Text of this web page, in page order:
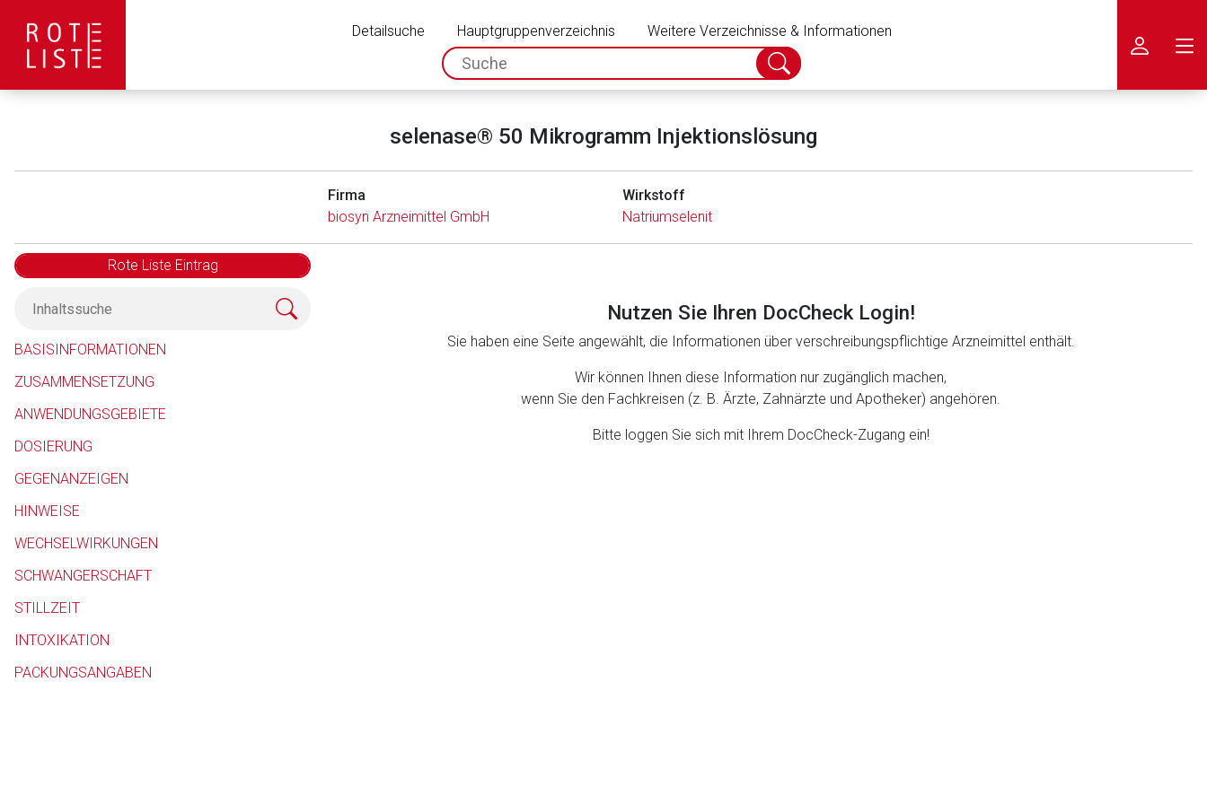
Detailsuche Hauptgruppenverzeichnis
Weitere Verzeichnisse & Informationen
spc.search.input.placeholder
Suche
abschicken
selenase® 50 Mikrogramm Injektionslösung
Firma
biosyn Arzneimittel GmbH
Wirkstoff
Natriumselenit
Rote Liste Eintrag
BASISINFORMATIONEN
ZUSAMMENSETZUNG
ANWENDUNGSGEBIETE
DOSIERUNG
GEGENANZEIGEN
HINWEISE
WECHSELWIRKUNGEN
SCHWANGERSCHAFT
STILLZEIT
INTOXIKATION
PACKUNGSANGABEN
Nutzen Sie Ihren DocCheck Login!
Sie haben eine Seite angewählt, die Informationen über verschreibungspflichtige Arzneimittel enthält.
Wir können Ihnen diese Information nur zugänglich machen,
wenn Sie den Fachkreisen (z. B. Ärzte, Zahnärzte und Apotheker) angehören.
Bitte loggen Sie sich mit Ihrem DocCheck-Zugang ein!
Aufruf einer externen Seite
Der von Ihnen aufgerufene Link öffnet eine externe Web-Seite. Für die Inhalte der externen Web-Seite ist deren